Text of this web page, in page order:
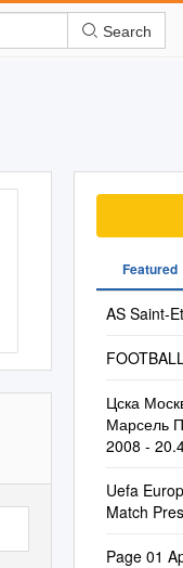
Search
Featured
AS Saint-
Цска
Марсель
2008 -
Uefa
Match
Page 01